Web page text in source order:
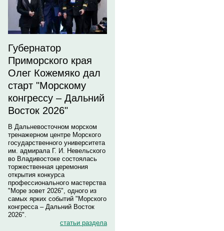
Губернатор
Приморского края
Олег Кожемяко дал
старт "Морскому
конгрессу – Дальний
Восток 2026"
В Дальневосточном морском
тренажерном центре Морского
государственного университета
им. адмирала Г. И. Невельского
во Владивостоке состоялась
торжественная церемония
открытия конкурса
профессионального мастерства
"Море зовет 2026", одного из
самых ярких событий "Морского
конгресса – Дальний Восток
2026".
статьи раздела